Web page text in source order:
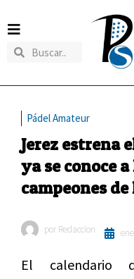
Pádel Amateur
Jerez estrena
ya se conoce
campeones
por Redaccion
El calendario